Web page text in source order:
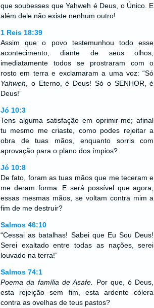
que soubesses que Yahweh é Deus, o Único. E
além dele não existe nenhum outro!
1 Reis 18:39
Assim que o povo testemunhou todo esse
acontecimento, diante de seus olhos,
imediatamente todos se prostraram com o
rosto em terra e exclamaram a uma voz: “Só
Yahweh , o Eterno, é Deus! Só o SENHOR, é
Deus!”
Jó 10:3
Tens alguma satisfação em oprimir-me; afinal
tu mesmo me criaste, como podes rejeitar a
obra de tuas mãos, enquanto sorris com
aprovação para o plano dos ímpios?
Jó 10:8
De fato, foram as tuas mãos que me teceram e
me deram forma. E será possível que agora,
essas mesmas mãos, se voltam contra mim a
fim de me destruir?
Salmos 46:10
“Cessai as batalhas! Sabei que Eu Sou Deus!
Serei exaltado entre todas as nações, serei
louvado na terra!”
Salmos 74:1
Poema da família de Asafe.
Por que, ó Deus,
esta rejeição sem fim, esta ardente cólera
contra as ovelhas de teus pastos?